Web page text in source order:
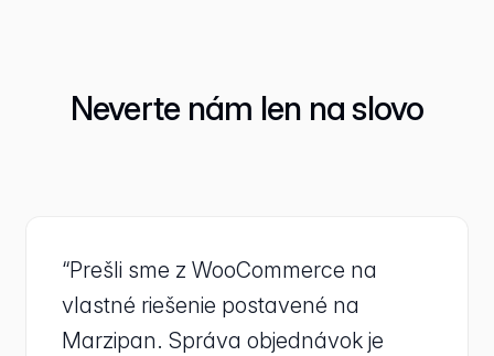
Neverte nám len na slovo
“Prešli sme z WooCommerce na
vlastné riešenie postavené na
Marzipan. Správa objednávok je